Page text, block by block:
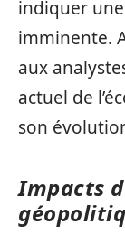
indiquer
imminente.
aux
actuel de
son
Impacts